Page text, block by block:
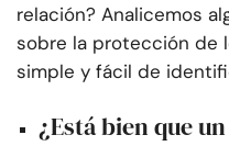
relación? Analicemos
sobre la protección de
simple y fácil de
¿Está bien que